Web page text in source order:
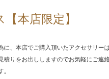
本店限定】
、本店でご購入頂いたアクセサリー
りをお出ししますのでお気軽にご連絡